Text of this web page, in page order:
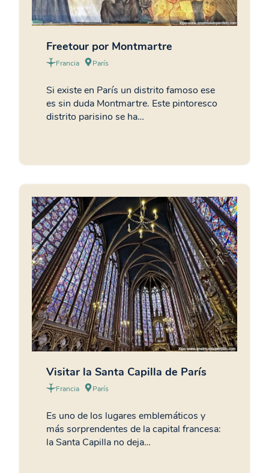
Freetour por Montmartre
Francia París
Si existe en París un distrito famoso ese
es sin duda Montmartre. Este pintoresco
distrito parisino se ha…
Visitar la Santa Capilla de París
Francia París
Es uno de los lugares emblemáticos y
más sorprendentes de la capital francesa:
la Santa Capilla no deja…